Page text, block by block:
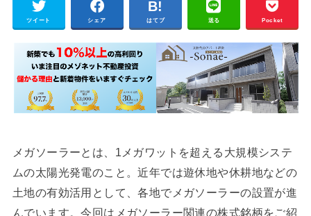
ツイート シェア はてブ 送る Pocket
メガソーラーとは、1メガワットを超える大規模システ
ムの太陽光発電のこと。近年では遊休地や休耕地などの
土地の有効活用として、各地でメガソーラーの設置が進
んでいます。今回はメガソーラー関連の株式銘柄をご紹